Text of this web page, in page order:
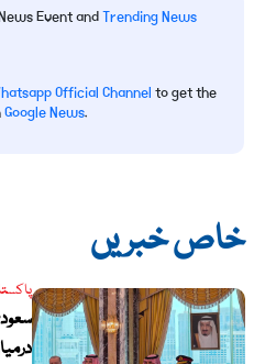
Event andTrending News
Official Channelto get the
Google News
خاص خبریں